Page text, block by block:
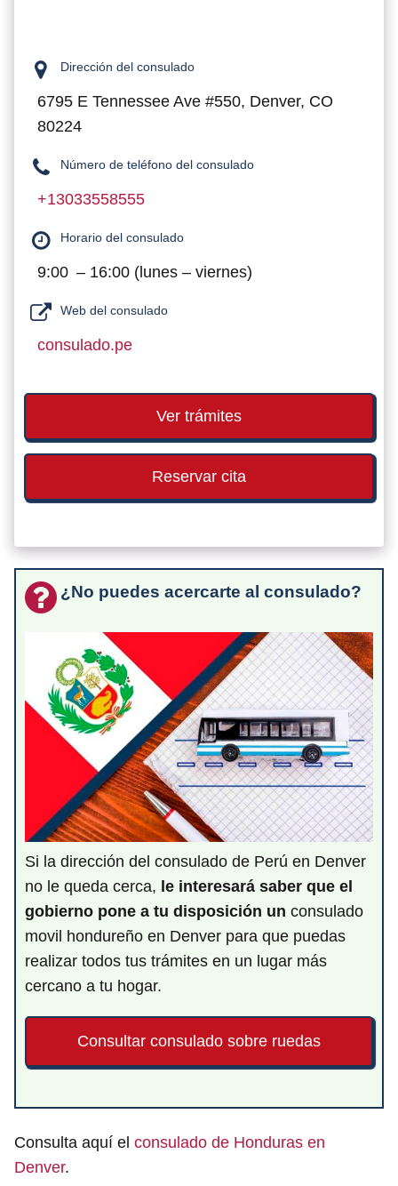
Dirección del consulado
6795 E Tennessee Ave #550, Denver, CO
80224
Número de teléfono del consulado
+13033558555
Horario del consulado
9:00 – 16:00 (lunes – viernes)
Web del consulado
consulado.pe
Ver trámites
Reservar cita
¿No puedes acercarte al consulado?
Si la dirección del consulado de Perú en Denver
no le queda cerca, le interesará saber que el
gobierno pone a tu disposición un consulado
movil hondureño en Denver para que puedas
realizar todos tus trámites en un lugar más
cercano a tu hogar.
Consultar consulado sobre ruedas
Consulta aquí el consulado de Honduras en
Denver.